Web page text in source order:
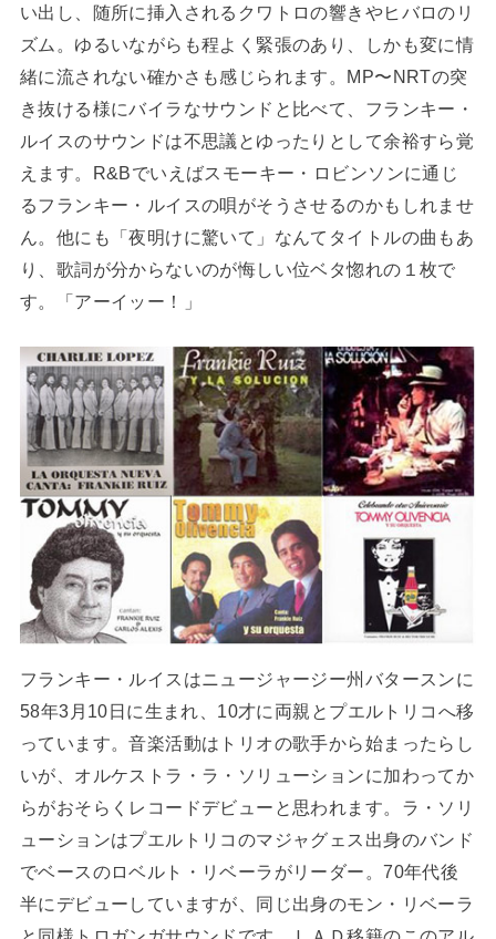
い出し、随所に挿入されるクワトロの響きやヒバロのリ
ズム。ゆるいながらも程よく緊張のあり、しかも変に情
緒に流されない確かさも感じられます。MP〜NRTの突
き抜ける様にバイラなサウンドと比べて、フランキー・
ルイスのサウンドは不思議とゆったりとして余裕すら覚
えます。R&Bでいえばスモーキー・ロビンソンに通じ
るフランキー・ルイスの唄がそうさせるのかもしれませ
ん。他にも「夜明けに驚いて」なんてタイトルの曲もあ
り、歌詞が分からないのが悔しい位ベタ惚れの１枚で
す。「アーイッー！」
フランキー・ルイスはニュージャージー州バタースンに
58年3月10日に生まれ、10才に両親とプエルトリコへ移
っています。音楽活動はトリオの歌手から始まったらし
いが、オルケストラ・ラ・ソリューションに加わってか
らがおそらくレコードデビューと思われます。ラ・ソリ
ューションはプエルトリコのマジャグェス出身のバンド
でベースのロベルト・リベーラがリーダー。70年代後
半にデビューしていますが、同じ出身のモン・リベーラ